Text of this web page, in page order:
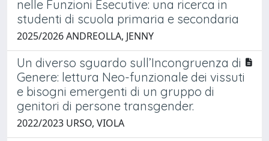
nelle Funzioni Esecutive: una ricerca in
studenti di scuola primaria e secondaria
2025/2026 ANDREOLLA, JENNY
Un diverso sguardo sull’Incongruenza di
Genere: lettura Neo-funzionale dei vissuti
e bisogni emergenti di un gruppo di
genitori di persone transgender.
2022/2023 URSO, VIOLA